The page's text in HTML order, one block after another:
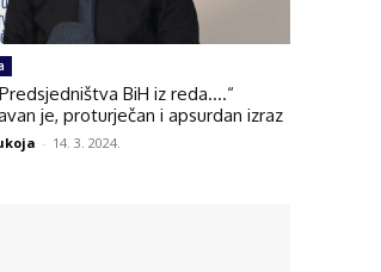
BiH iz reda….“
je, proturječan i apsurdan izraz
- 14. 3. 2024.